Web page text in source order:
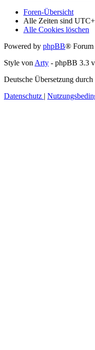
Foren-Übersicht
Alle Zeiten sind
Alle Cookies löschen
Powered by phpBB® Forum
Style von Arty - phpBB 3.3
Deutsche Übersetzung durch
Datenschutz |